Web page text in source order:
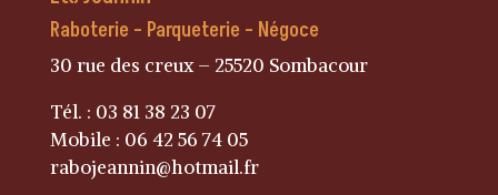
Raboterie – Parqueterie – Négoce
30 rue des creux – 25520 Sombacour
Tél. : 03 81 38 23 07
Mobile : 06 42 56 74 05
rabojeannin@hotmail.fr